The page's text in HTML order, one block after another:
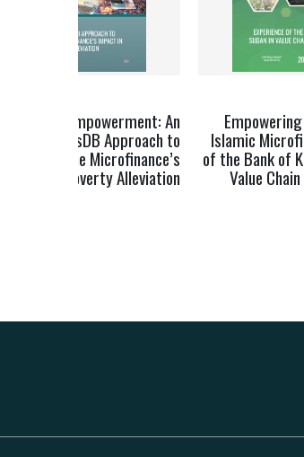
Islamic
of the Bank of
Value
Economic Empowerment: An
Innovative IsDB Approach to
Improve the Microfinance’s
Impact in Poverty Alleviation